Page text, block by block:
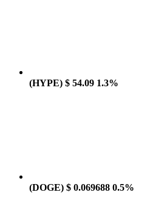
(HYPE) $ 54.09 1.3%
(DOGE) $ 0.069688 0.5%